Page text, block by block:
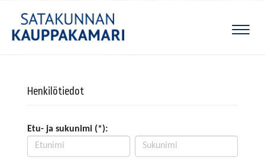
Henkilötiedot
Etu- ja sukunimi (*):